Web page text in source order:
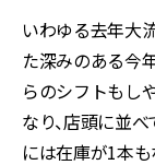
いわゆる去年大
た深みのある今
らのシフトもし
なり、店頭に並
には在庫が1本も